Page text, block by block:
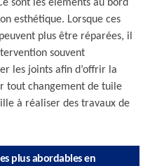
sont les éléments au bord
esthétique. Lorsque ces
plus être réparées, il
souvent
les joints afin d’offrir la
tout changement de tuile
à réaliser des travaux de
plus abordables en